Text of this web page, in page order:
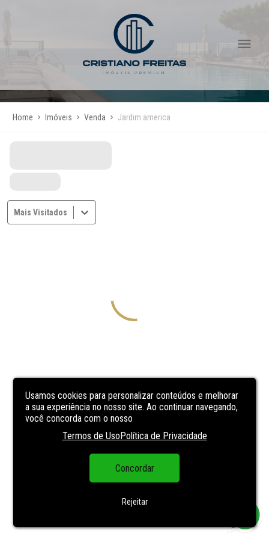
Usamos cookies para personalizar conteúdos e melhorar
a sua experiência no nosso site. Ao continuar navegando,
você concorda com o nosso
Termos de UsoPolítica de Privacidade
Concordar
Rejeitar
Home Imóveis Venda Jardim america
Mais Visitados